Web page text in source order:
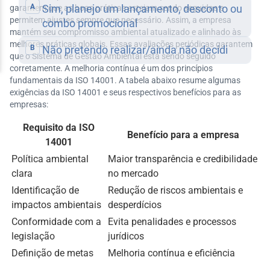
garantem que as boas práticas estejam sendo seguidas e
permitem ajustes sempre que necessário. Assim, a empresa
mantém seu compromisso ambiental atualizado e alinhado às
melhores práticas globais. Essas avaliações periódicas garantem
que o Sistema de Gestão Ambiental está sendo seguido
corretamente. A melhoria contínua é um dos princípios
fundamentais da ISO 14001. A tabela abaixo resume algumas
exigências da ISO 14001 e seus respectivos benefícios para as
empresas:
Requisito da ISO
14001
Benefício para a empresa
Política ambiental
clara
Maior transparência e credibilidade
no mercado
Identificação de
impactos ambientais
Redução de riscos ambientais e
desperdícios
Conformidade com a
legislação
Evita penalidades e processos
jurídicos
Definição de metas
Melhoria contínua e eficiência